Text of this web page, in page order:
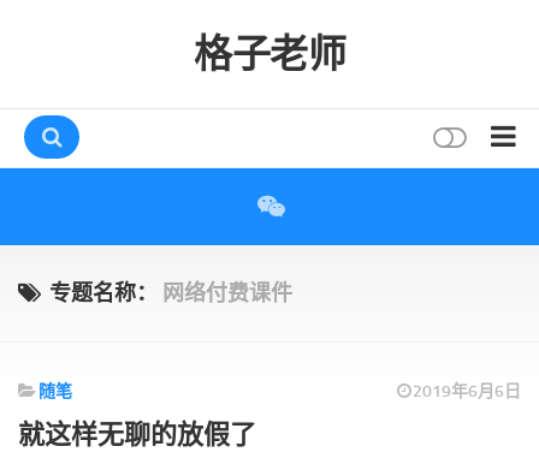
格子老师
互动
专题名称： 网络付费课件
随笔 2019年6月6日
就这样无聊的放假了